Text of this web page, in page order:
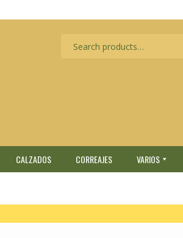
CALZADOS CORREAJES VARIOS